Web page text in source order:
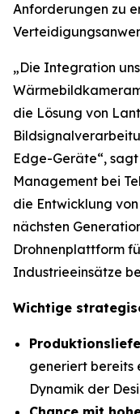
Anforderungen zu
„Die Integration
die Lösung von
Edge-Geräte“,
Management bei
die Entwicklung
nächsten
Drohnenplattform
Industrieeinsätze
Wichtige
generiert bereits
Dynamik der